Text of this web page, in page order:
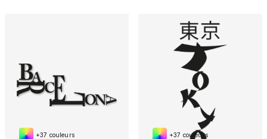
+37 couleurs +37 couleurs